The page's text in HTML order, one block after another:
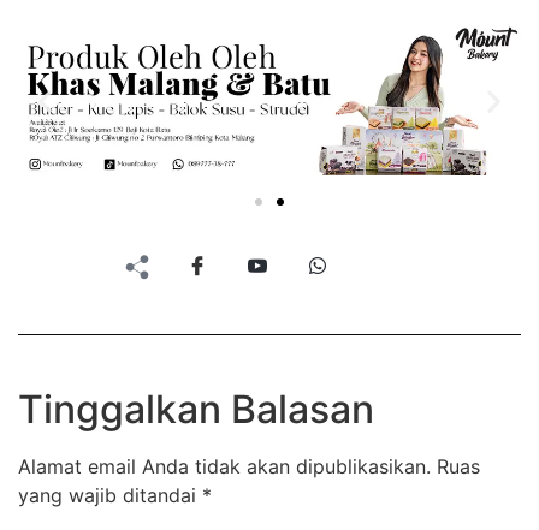
Tinggalkan Balasan
Alamat email Anda tidak akan dipublikasikan. Ruas
yang wajib ditandai *